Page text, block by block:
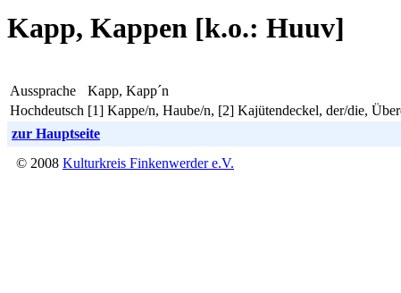
Kapp, Kappen [k.o.: Huuv]
Aussprache
Kapp, Kapp´n
Hochdeutsch [1] Kappe/n, Haube/n, [2] Kajütendeckel, der/die,
zur Hauptseite
© 2008 Kulturkreis Finkenwerder e.V.